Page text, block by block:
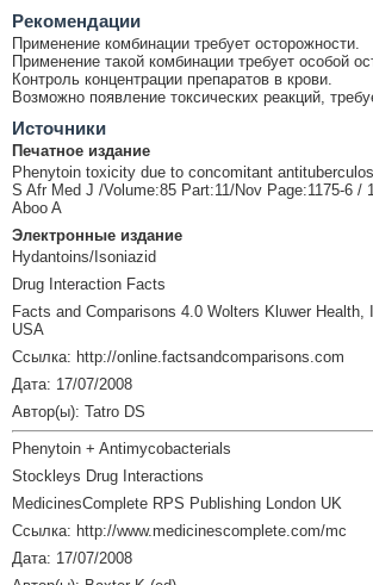
Рекомендации
Применение комбинации требует осторожности.
Применение такой комбинации требует особой
Контроль концентрации препаратов в крови.
Возможно появление токсических реакций,
Источники
Печатное издание
Phenytoin toxicity due to concomitant
S Afr Med J /Volume:85 Part:11/Nov Page:1175-6 /
Aboo A
Электронные издание
Hydantoins/Isoniazid
Drug Interaction Facts
Facts and Comparisons 4.0 Wolters Kluwer Health,
USA
Ссылка: http://online.factsandcomparisons.com
Дата: 17/07/2008
Автор(ы): Tatro DS
Phenytoin + Antimycobacterials
Stockleys Drug Interactions
MedicinesComplete RPS Publishing London UK
Ссылка: http://www.medicinescomplete.com/mc
Дата: 17/07/2008